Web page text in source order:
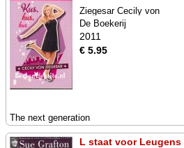
Ziegesar Cecily von
De Boekerij
2011
€ 5.95
The next generation
L staat voor Leugens